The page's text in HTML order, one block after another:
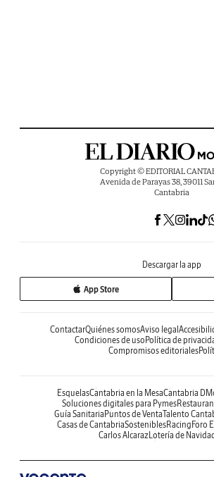
Copyright © EDITORIAL
Avenida de Parayas 38, 39011
Cantabria
Descargar la app
App Store
ContactarQuiénes somosAviso legal
Condiciones de uso Política de
Compromisos editoriales
EsquelasCantabria en la MesaCantabria
Soluciones digitales para Pymes
Guía Sanitaria Puntos de VentaTalento
Casas de CantabriaSosteniblesRacing Foro
Carlos AlcarazLotería de Navidad